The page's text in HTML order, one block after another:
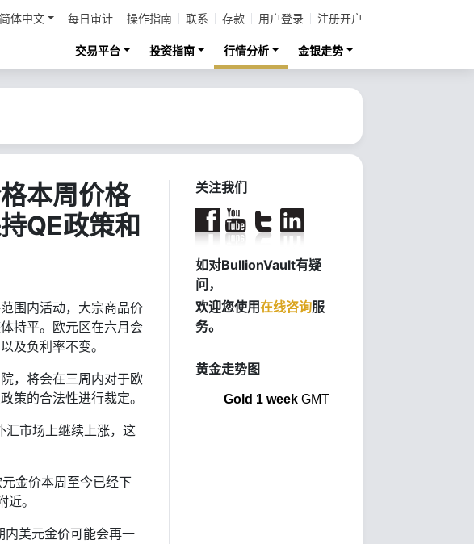
简体中文 每日审计 操作指南 联系 存款 用户登录 注册开户
交易平台 投资指南 行情分析 金银走势
本周价格
QE政策和
围内活动，大宗商品价
持平。欧元区在六月会
及负利率不变。
，将会在三周内对于欧
策的合法性进行裁定。
汇市场上继续上涨，这
金价本周至今已经下
。
内美元金价可能会再一
关注我们
如对BullionVault有疑
问，
欢迎您使用在线咨询服
务。
黄金走势图
Gold 1 weekGMT